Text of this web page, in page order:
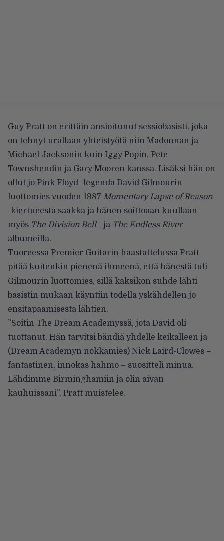
Guy Pratt on erittäin ansioitunut sessiobasisti, joka
on tehnyt urallaan yhteistyötä niin Madonnan ja
Michael Jacksonin kuin Iggy Popin, Pete
Townshendin ja Gary Mooren kanssa. Lisäksi hän on
ollut jo Pink Floyd -legenda David Gilmourin
luottomies vuoden 1987 Momentary Lapse of Reason
-kiertueesta saakka ja hänen soittoaan kuullaan
myös The Division Bell– ja The Endless River-
albumeilla.
Tuoreessa Premier Guitarin haastattelussa Pratt
pitää kuitenkin pienenä ihmeenä, että hänestä tuli
Gilmourin luottomies, sillä kaksikon suhde lähti
basistin mukaan käyntiin todella yskähdellen jo
ensitapaamisesta lähtien.
”Soitin The Dream Academyssä, jota David oli
tuottanut. Hän tarvitsi bändiä yhdelle keikalleen ja
(Dream Academyn nokkamies) Nick Laird-Clowes –
fantastinen, innokas hahmo – suositteli minua.
Lähdimme Birminghamiin ja olin aivan
kauhuissani”, Pratt muistelee.